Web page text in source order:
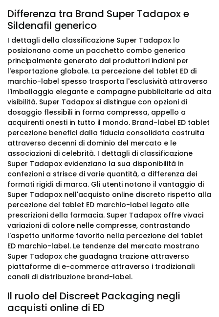
Differenza tra Brand Super Tadapox e
Sildenafil generico
I dettagli della classificazione Super Tadapox lo
posizionano come un pacchetto combo generico
principalmente generato dai produttori indiani per
l'esportazione globale. La percezione del tablet ED di
marchio-label spesso trasporta l'esclusività attraverso
l'imballaggio elegante e campagne pubblicitarie ad alta
visibilità. Super Tadapox si distingue con opzioni di
dosaggio flessibili in forma compressa, appello a
acquirenti onesti in tutto il mondo. Brand-label ED tablet
percezione benefici dalla fiducia consolidata costruita
attraverso decenni di dominio del mercato e le
associazioni di celebrità. I dettagli di classificazione
Super Tadapox evidenziano la sua disponibilità in
confezioni a strisce di varie quantità, a differenza dei
formati rigidi di marca. Gli utenti notano il vantaggio di
Super Tadapox nell'acquisto online discreto rispetto alla
percezione del tablet ED marchio-label legato alle
prescrizioni della farmacia. Super Tadapox offre vivaci
variazioni di colore nelle compresse, contrastando
l'aspetto uniforme favorito nella percezione del tablet
ED marchio-label. Le tendenze del mercato mostrano
Super Tadapox che guadagna trazione attraverso
piattaforme di e-commerce attraverso i tradizionali
canali di distribuzione brand-label.
Il ruolo del Discreet Packaging negli
acquisti online di ED